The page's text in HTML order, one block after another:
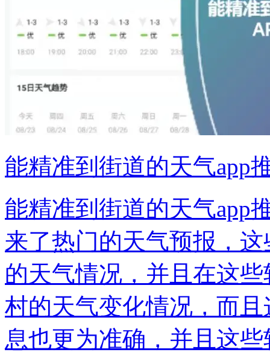
能精准到街道的天气app
能精准到街道的天气app
来了热门的天气预报，
的天气情况，并且在这
村的天气变化情况，而
息也更为准确，并且这